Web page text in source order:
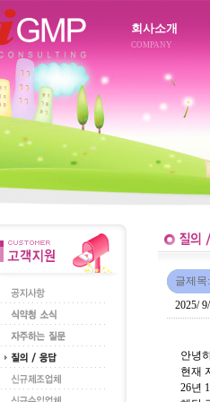
회사소개
COMPANY
글제목:
2025/
안녕
현재
26년